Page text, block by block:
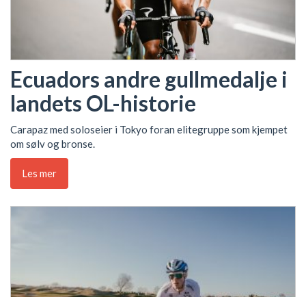
Ecuadors andre gullmedalje i
landets OL-historie
Carapaz med soloseier i Tokyo foran elitegruppe som kjempet
om sølv og bronse.
Les mer